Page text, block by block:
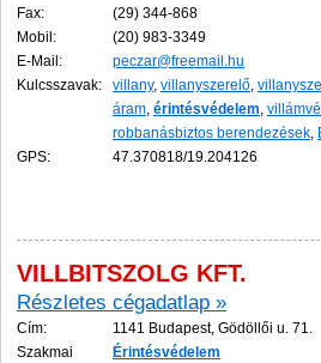
Fax:
(29) 344-868
Mobil:
(20) 983-3349
E-Mail:
peczar@freemail.hu
Kulcsszavak:
villany, villanyszerelő,
áram, érintésvédelem,
robbanásbiztos berendezések,
GPS:
47.370818/19.204126
VILLBITSZOLG KFT.
Részletes cégadatlap »
Cím:
1141 Budapest, Gödöllői u. 71.
Szakmai
Érintésvédelem